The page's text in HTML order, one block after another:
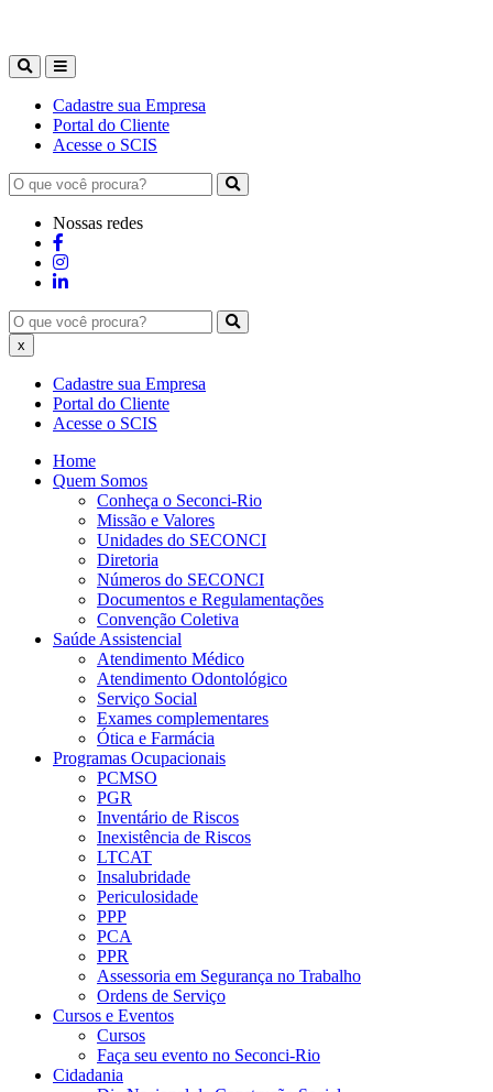
Cadastre sua Empresa
Portal do Cliente
Acesse o SCIS
Nossas redes
x
Cadastre sua Empresa
Portal do Cliente
Acesse o SCIS
Home
Quem Somos
Conheça o Seconci-Rio
Missão e Valores
Unidades do SECONCI
Diretoria
Números do SECONCI
Documentos e Regulamentações
Convenção Coletiva
Saúde Assistencial
Atendimento Médico
Atendimento Odontológico
Serviço Social
Exames complementares
Ótica e Farmácia
Programas Ocupacionais
PCMSO
PGR
Inventário de Riscos
Inexistência de Riscos
LTCAT
Insalubridade
Periculosidade
PPP
PCA
PPR
Assessoria em Segurança no Trabalho
Ordens de Serviço
Cursos e Eventos
Cursos
Faça seu evento no Seconci-Rio
Cidadania